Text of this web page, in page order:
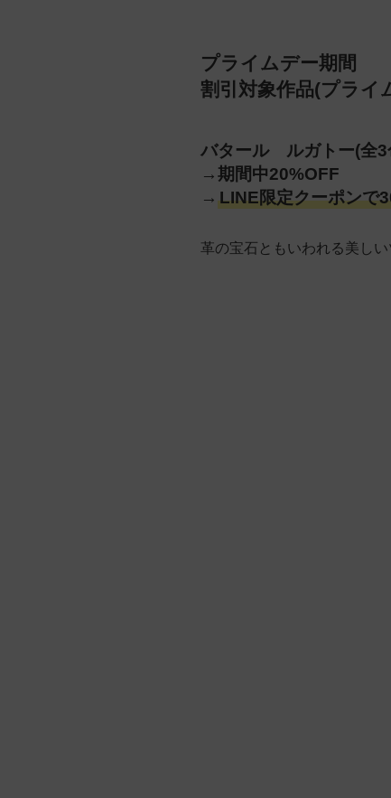
プライムデー期間
割引対象作品(プライ
バタール ルガトー(全3
→期間中20%OFF
→ LINE限定クーポンで
革の宝石ともいわれる美し